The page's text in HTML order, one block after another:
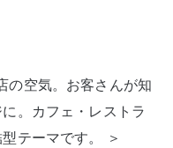
の空気。お客さんが知
。カフェ・レストラ
テーマです。 ＞